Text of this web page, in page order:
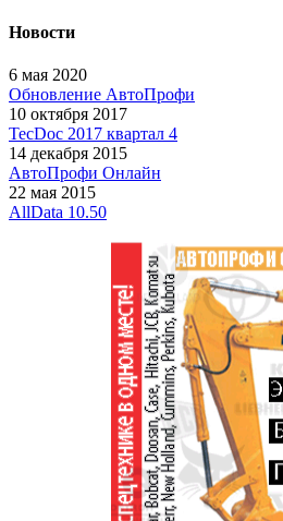
Новости
6 мая 2020
Обновление АвтоПрофи
10 октября 2017
TecDoc 2017 квартал 4
14 декабря 2015
АвтоПрофи Онлайн
22 мая 2015
AllData 10.50